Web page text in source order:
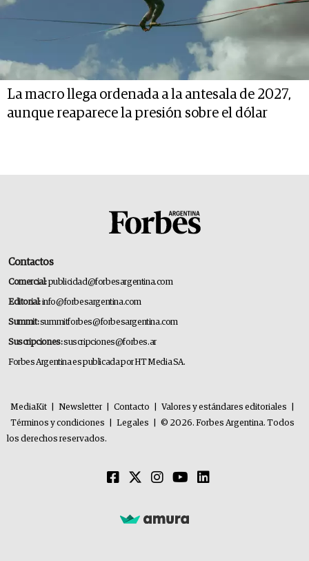
La macro llega ordenada a la antesala de 2027,
aunque reaparece la presión sobre el dólar
Contactos
Comercial:publicidad@forbesargentina.com
Editorial:info@forbesargentina.com
Summit:summitforbes@forbesargentina.com
Suscripciones:suscripciones@forbes.ar
Forbes Argentina es publicada por HT Media SA.
MediaKit Newsletter Contacto Valores y estándares editoriales
Términos y condiciones
Legales
© 2026. Forbes Argentina. Todos
los derechos reservados.